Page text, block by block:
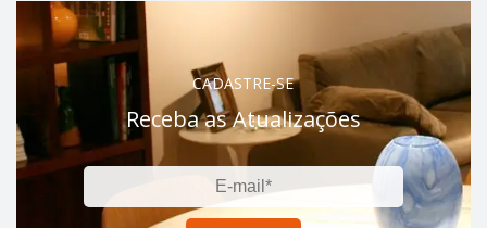
CADASTRE-SE
Receba as Atualizações